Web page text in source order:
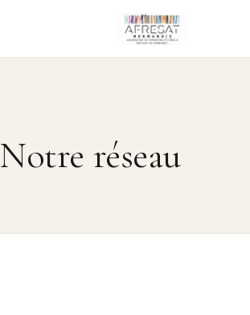
Notre réseau